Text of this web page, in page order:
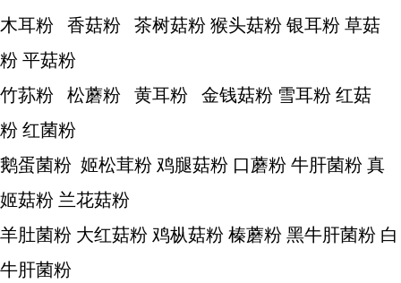
木耳粉 香菇粉 茶树菇粉 猴头菇粉 银耳粉 草菇
粉 平菇粉
竹荪粉 松蘑粉 黄耳粉 金钱菇粉 雪耳粉 红菇
粉 红菌粉
鹅蛋菌粉 姬松茸粉 鸡腿菇粉 口蘑粉 牛肝菌粉 真
姬菇粉 兰花菇粉
羊肚菌粉 大红菇粉 鸡枞菇粉 榛蘑粉 黑牛肝菌粉 白
牛肝菌粉